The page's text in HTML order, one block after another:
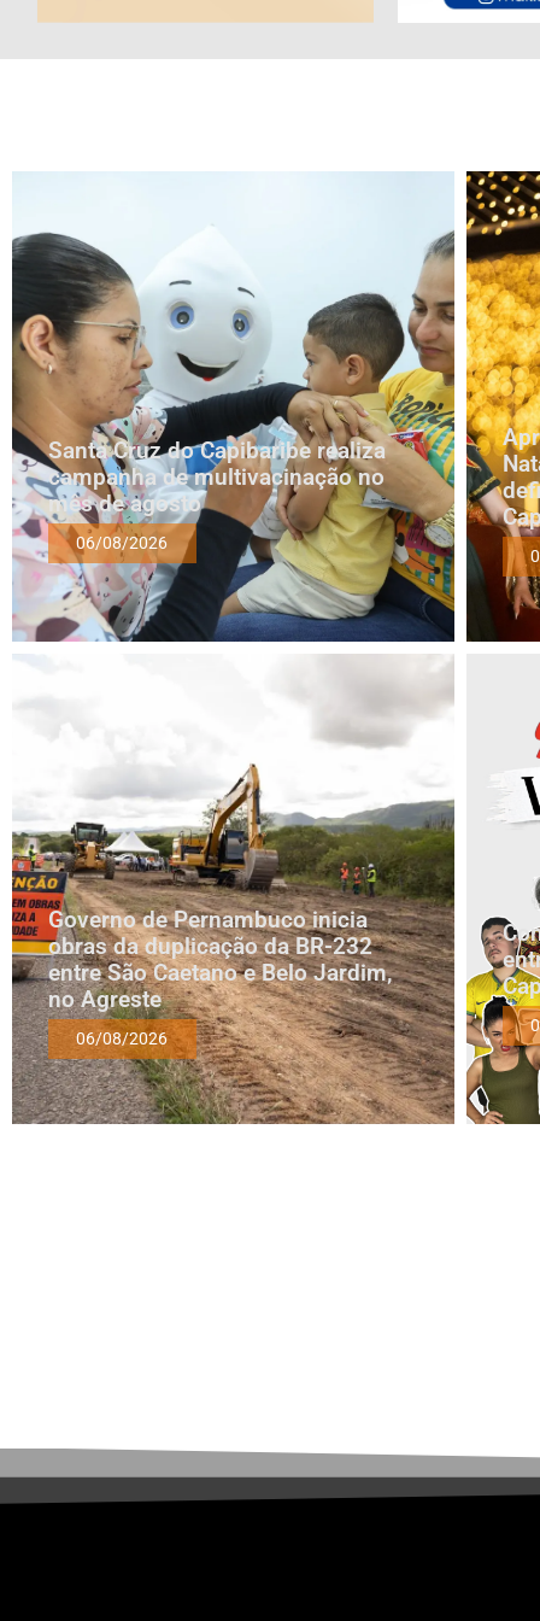
Santa Cruz do Capibaribe realiza
campanha de multivacinação no
mês de agosto
06/08/2026
Governo de Pernambuco inicia
obras da duplicação da BR-232
entre São Caetano e Belo Jardim,
no Agreste
06/08/2026